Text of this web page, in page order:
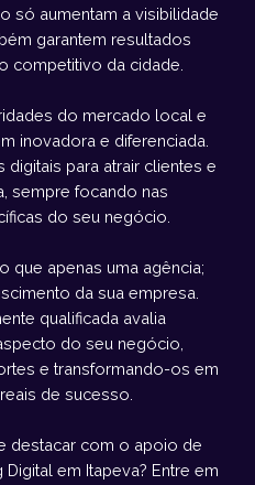
só aumentam a visibilidade
garantem resultados
competitivo da cidade.
do mercado local e
inovadora e diferenciada.
para atrair clientes e
sempre focando nas
do seu negócio.
que apenas uma agência;
da sua empresa.
qualificada avalia
do seu negócio,
e transformando-os em
de sucesso.
destacar com o apoio de
em Itapeva? Entre em